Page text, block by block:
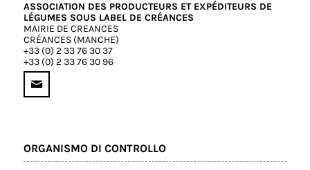
ASSOCIATION DES PRODUCTEURS ET EXPÉDITEURS DE
LÉGUMES SOUS LABEL DE CRÉANCES
MAIRIE DE CREANCES
CRÉANCES (MANCHE)
+33 (0) 2 33 76 30 37
+33 (0) 2 33 76 30 96
ORGANISMO DI CONTROLLO